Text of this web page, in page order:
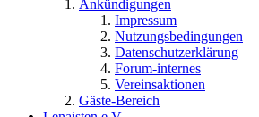
Ankündigungen
Impressum
Nutzungsbedingungen
Datenschutzerklärung
Forum-internes
Vereinsaktionen
Gäste-Bereich